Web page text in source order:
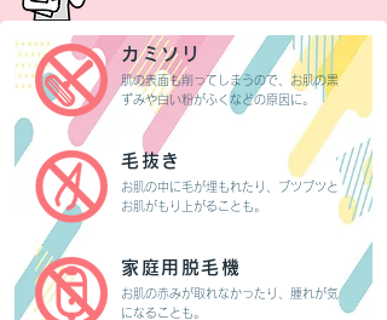
カミソリ
肌の表面も削ってしまうので、お肌の黒
ずみや白い粉がふくなどの原因に。
毛抜き
お肌の中に毛が埋もれたり、ブツブツと
お肌がもり上がることも。
家庭用脱毛機
お肌の赤みが取れなかったり、腫れが気
になることも。